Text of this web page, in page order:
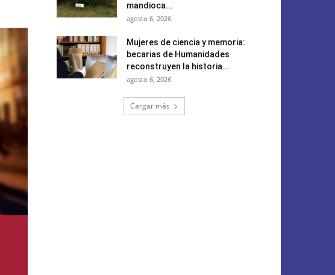
mandioca...
agosto 6, 2026
Mujeres de ciencia y memoria:
becarias de Humanidades
reconstruyen la historia...
agosto 6, 2026
Cargar más